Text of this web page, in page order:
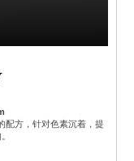
配方，针对色素沉着，提